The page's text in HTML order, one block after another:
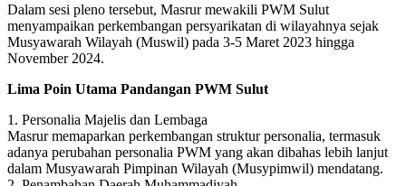
Dalam sesi pleno tersebut, Masrur mewakili PWM Sulut
menyampaikan perkembangan persyarikatan di wilayahnya sejak
Musyawarah Wilayah (Muswil) pada 3-5 Maret 2023 hingga
November 2024.
Lima Poin Utama Pandangan PWM Sulut
1.⁠ ⁠Personalia Majelis dan Lembaga
Masrur memaparkan perkembangan struktur personalia, termasuk
adanya perubahan personalia PWM yang akan dibahas lebih lanjut
dalam Musyawarah Pimpinan Wilayah (Musypimwil) mendatang.